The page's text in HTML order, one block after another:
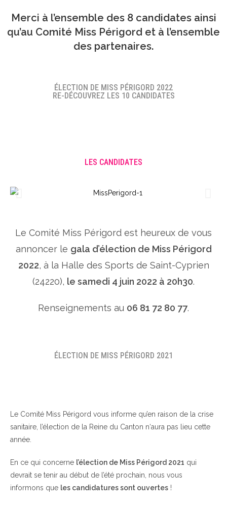
Merci à l’ensemble des 8 candidates ainsi
qu’au Comité Miss Périgord et à l’ensemble
des partenaires.
ÉLECTION DE MISS PÉRIGORD 2022
RE-DÉCOUVREZ LES 10 CANDIDATES
LES CANDIDATES
Le Comité Miss Périgord est heureux de vous
annoncer le gala d’élection de Miss Périgord
2022, à la Halle des Sports de Saint-Cyprien
(24220), le samedi 4 juin 2022 à 20h30.
Renseignements au 06 81 72 80 77.
ÉLECTION DE MISS PÉRIGORD 2021
Le Comité Miss Périgord vous informe qu’en raison de la crise
sanitaire, l’élection de la Reine du Canton n‘aura pas lieu cette
année.
En ce qui concerne l’élection de Miss Périgord 2021 qui
devrait se tenir au début de l’été prochain, nous vous
informons que les candidatures sont ouvertes !